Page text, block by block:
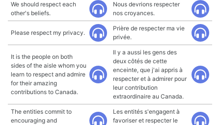
We should respect each
other's beliefs.
Nous devrions respecter
nos croyances.
Please respect my privacy.
Prière de respecter ma vie
privée.
It is the people on both
sides of the aisle whom you
learn to respect and admire
for their amazing
contributions to Canada.
Il y a aussi les gens des
deux côtés de cette
enceinte, que j'ai appris à
respecter et à admirer pour
leur contribution
extraordinaire au Canada.
The entities commit to
encouraging and
Les entités s'engagent à
favoriser et respecter le